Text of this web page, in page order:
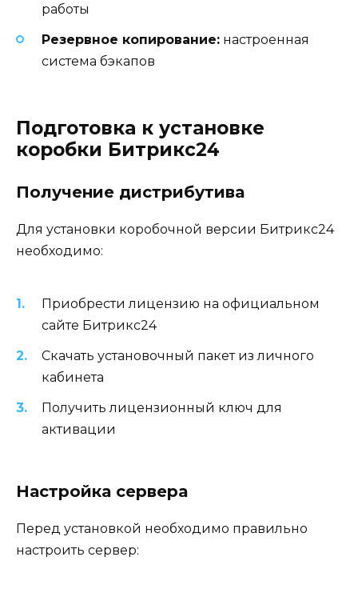
работы
Резервное копирование: настроенная
система бэкапов
Подготовка к установке
коробки Битрикс24
Получение дистрибутива
Для установки коробочной версии Битрикс24
необходимо:
Приобрести лицензию на официальном
сайте Битрикс24
Скачать установочный пакет из личного
кабинета
Получить лицензионный ключ для
активации
Настройка сервера
Перед установкой необходимо правильно
настроить сервер: